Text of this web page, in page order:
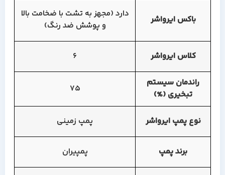
باکس ایرواشر
دارد (مجهز به تشت با ضخامت بالا
و پوشش ضد رنگ)
کلاس ایرواشر 6
راندمان سیستم
تبخیری (%)
75
نوع پمپ ایرواشر پمپ زمینی
برند پمپ پمپیران